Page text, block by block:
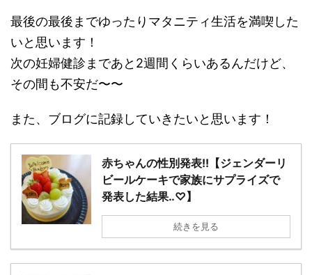
最後の最後までゆったりマタニティ生活を満喫した
いと思います！
次の妊婦健診まであと2週間くらいあるんだけど、
その間も不安だ〜〜
また、ブログに記録していきたいと思います！
赤ちゃんの性別発表!!【ジェンダーリ
ビールケーキで家族にサプライズで
発表した結果‥♡】
続きを見る